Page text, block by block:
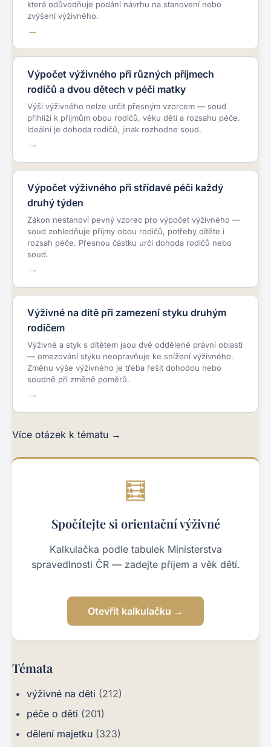
která odůvodňuje podání návrhu na stanovení nebo
zvýšení výživného.
Výpočet výživného při různých příjmech
rodičů a dvou dětech v péči matky
Výši výživného nelze určit přesným vzorcem — soud
přihlíží k příjmům obou rodičů, věku dětí a rozsahu péče.
Ideální je dohoda rodičů, jinak rozhodne soud.
Výpočet výživného při střídavé péči každý
druhý týden
Zákon nestanoví pevný vzorec pro výpočet výživného —
soud zohledňuje příjmy obou rodičů, potřeby dítěte i
rozsah péče. Přesnou částku určí dohoda rodičů nebo
soud.
Výživné na dítě při zamezení styku druhým
rodičem
Výživné a styk s dítětem jsou dvě oddělené právní oblasti
— omezování styku neopravňuje ke snížení výživného.
Změnu výše výživného je třeba řešit dohodou nebo
soudně při změně poměrů.
Více otázek k tématu →
🧮
Spočítejte si orientační výživné
Kalkulačka podle tabulek Ministerstva
spravedlnosti ČR — zadejte příjem a věk dětí.
Otevřít kalkulačku →
Témata
výživné na děti (212)
péče o děti (201)
dělení majetku (323)